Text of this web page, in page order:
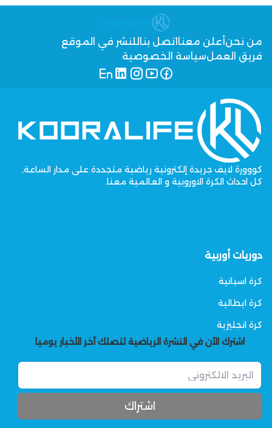
من نحنأعلن معنا اتصل بنا للنشر في الموقع
فريق العملسياسة الخصوصية
كووورة لايف جريدة إلكترونية رياضية متجددة على مدار الساعة,
كل احداث الكرة الاوروبية و العالمية معنا.
دوريات أوربية
كرة اسبانية
كرة ايطالية
كرة انجليزية
اشترك الآن في النشرة الرياضية لتصلك آخر الأخبار يوميا